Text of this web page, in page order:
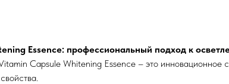
Essence: профессиональный подход к
Capsule Whitening Essence – это